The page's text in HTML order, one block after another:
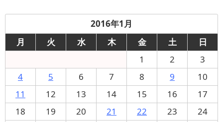
2016年1月
月
火 水 木 金 土
日
1
2
3
4
5 6 7 8 9
10
11
12 13 14 15 16
17
18
19 20 21 22 23
24